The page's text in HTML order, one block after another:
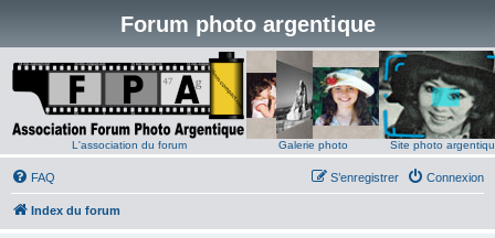
Forum photo argentique
L'association du forum Galerie photo Site photo
FAQ Connexion
S’enregistrer
Index du forum